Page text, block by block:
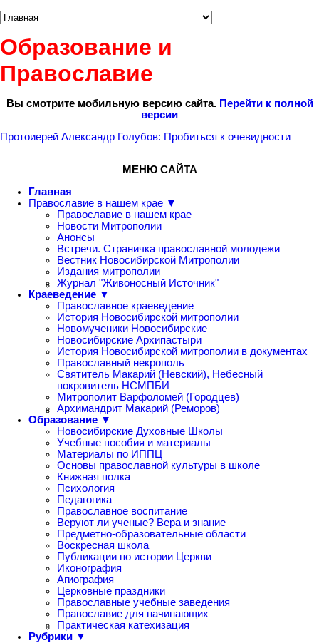
Образование и
Православие
Вы смотрите мобильную версию сайта. Перейти к полной
версии
Протоиерей Александр Голубов: Пробиться к очевидности
МЕНЮ САЙТА
Главная
Православие в нашем крае ▼
Православие в нашем крае
Новости Митрополии
Анонсы
Встречи. Страничка православной молодежи
Вестник Новосибирской Митрополии
Издания митрополии
Журнал "Живоносный Источник"
Краеведение ▼
Православное краеведение
История Новосибирской митрополии
Новомученики Новосибирские
Новосибирские Архипастыри
История Новосибирской митрополии в документах
Православный некрополь
Святитель Макарий (Невский), Небесный
покровитель НСМПБИ
Митрополит Варфоломей (Городцев)
Архимандрит Макарий (Реморов)
Образование ▼
Новосибирские Духовные Школы
Учебные пособия и материалы
Материалы по ИППЦ
Основы православной культуры в школе
Книжная полка
Психология
Педагогика
Православное воспитание
Веруют ли ученые? Вера и знание
Предметно-образовательные области
Воскресная школа
Публикации по истории Церкви
Иконография
Агиография
Церковные праздники
Православные учебные заведения
Православие для начинающих
Практическая катехизация
Рубрики ▼